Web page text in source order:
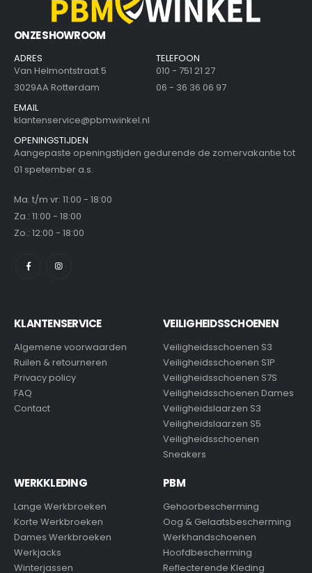
ONZE SHOWROOM
ADRES
Van Helmontstraat 5
3029AA Rotterdam
TELEFOON
010 - 751 21 27
06 - 36 36 06 97
EMAIL
klantenservice@pbmwinkel.nl
OPENINGSTIJDEN
Aangepaste openingstijden gedurende de zomervakantie tot
01 spetember a.s.
Ma. t/m vr: 11:00 - 18:00
Za.: 11:00 - 18:00
Zo.: 12:00 - 18:00
KLANTENSERVICE
Algemene voorwaarden
Ruilen & retourneren
Privacy policy
FAQ
Contact
VEILIGHEIDSSCHOENEN
Veiligheidsschoenen S3
Veiligheidsschoenen S1P
Veiligheidsschoenen S7S
Veiligheidsschoenen Dames
Veiligheidslaarzen S3
Veiligheidslaarzen S5
Veiligheidsschoenen
Sneakers
WERKKLEDING
Lange Werkbroeken
Korte Werkbroeken
Dames Werkbroeken
Werkjacks
Winterjassen
PBM
Gehoorbescherming
Oog & Gelaatsbescherming
Werkhandschoenen
Hoofdbescherming
Reflecterende Kleding